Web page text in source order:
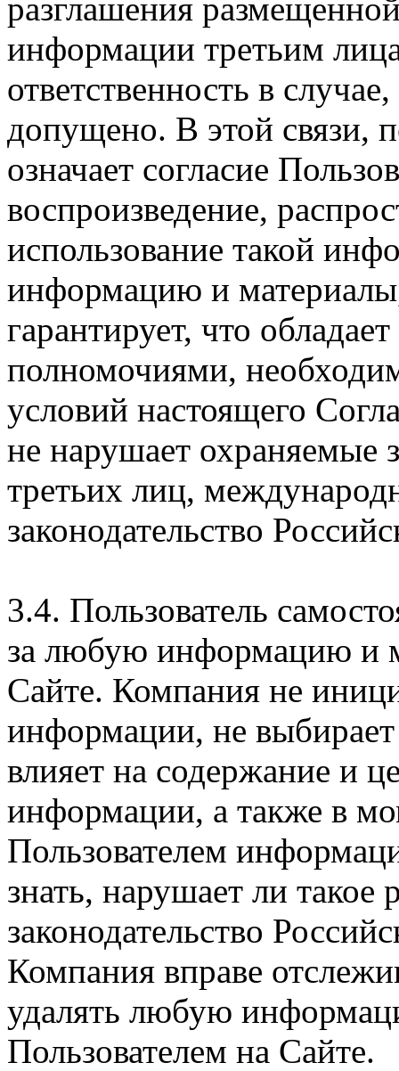
разглашения
информации третьим
ответственность в
допущено. В этой связи,
означает согласие
воспроизведение,
использование такой
информацию и
гарантирует, что
полномочиями,
условий настоящего
не нарушает охраняемые
третьих лиц,
законодательство
3.4. Пользователь
за любую информацию и
Сайте. Компания не
информации, не
влияет на содержание и
информации, а также в
Пользователем
знать, нарушает ли
законодательство
Компания вправе
удалять любую
Пользователем на Сайте.